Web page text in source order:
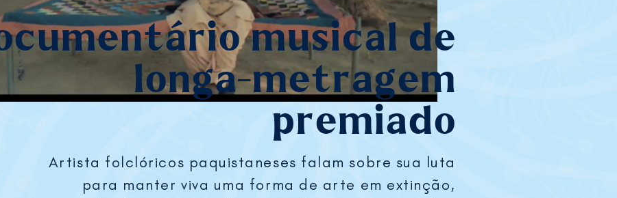
musical de
longa-metragem
premiado
Artista folclóricos paquistaneses falam sobre sua luta
para manter viva uma forma de arte em extinção,